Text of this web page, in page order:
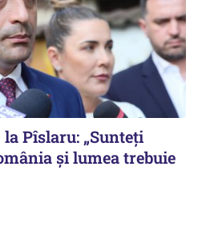
Pîslaru: „Sunteți
și lumea trebuie